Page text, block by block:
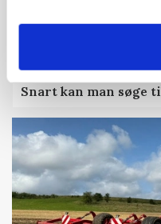
Snart kan man søge